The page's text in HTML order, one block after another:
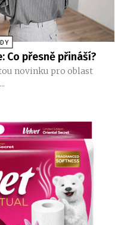
Co přesně přináší?
novinku pro oblast